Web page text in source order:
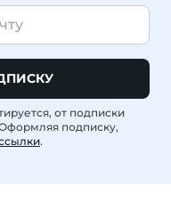
от подписки
подписку,
.